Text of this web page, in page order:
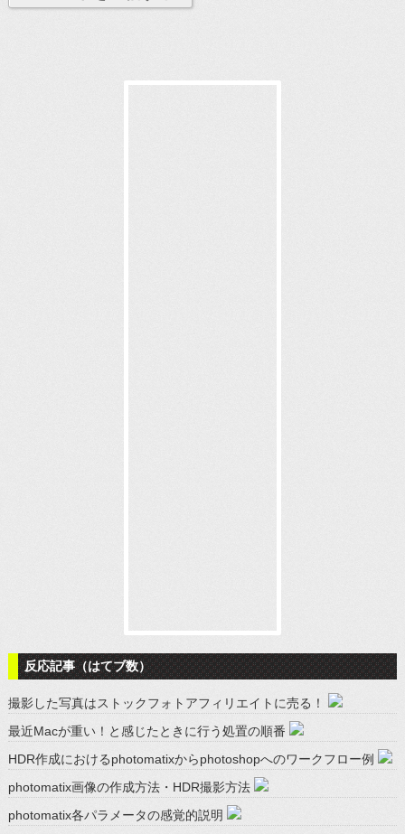
反応記事（はてブ数）
撮影した写真はストックフォトアフィリエイトに売る！
最近Macが重い！と感じたときに行う処置の順番
HDR作成におけるphotomatixからphotoshopへのワークフロー例
photomatix画像の作成方法・HDR撮影方法
photomatix各パラメータの感覚的説明